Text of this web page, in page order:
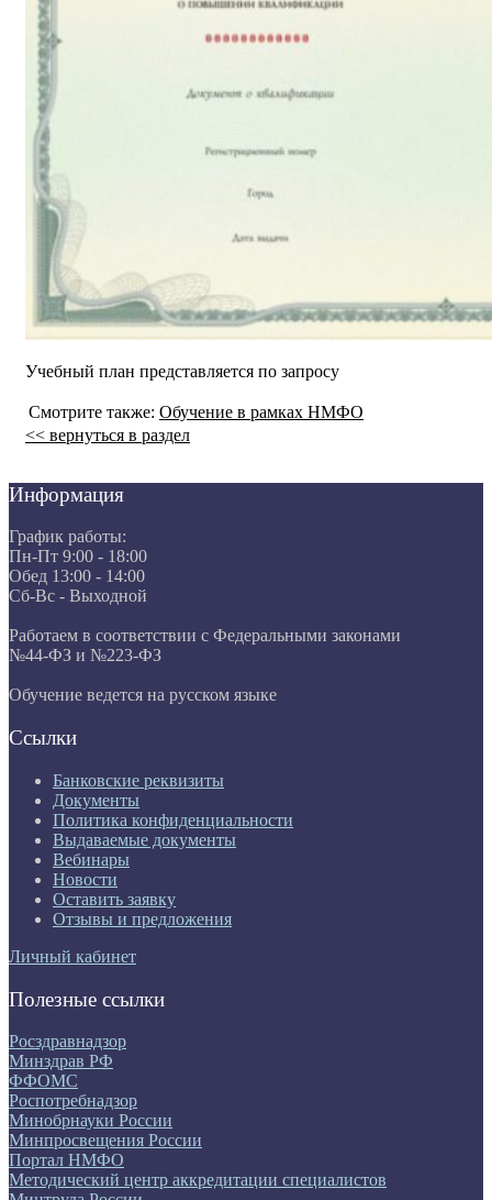
Учебный план представляется по запросу
Смотрите также: Обучение в рамках НМФО
<< вернуться в раздел
Информация
График работы:
Пн-Пт 9:00 - 18:00
Обед 13:00 - 14:00
Сб-Вс - Выходной
Работаем в соответствии с Федеральными законами
№44-ФЗ и №223-ФЗ
Обучение ведется на русском языке
Ссылки
Банковские реквизиты
Документы
Политика конфиденциальности
Выдаваемые документы
Вебинары
Новости
Оставить заявку
Отзывы и предложения
Личный кабинет
Полезные ссылки
Росздравнадзор
Минздрав РФ
ФФОМС
Роспотребнадзор
Минобрнауки России
Минпросвещения России
Портал НМФО
Методический центр аккредитации специалистов